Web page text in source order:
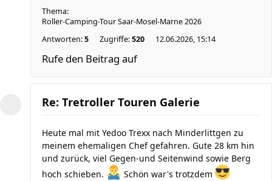
Thema:
Roller-Camping-Tour Saar-Mosel-Marne 2026
Antworten:5 Zugriffe:520 12.06.2026, 15:14
Rufe den Beitrag auf
Re: Tretroller Touren Galerie
Heute mal mit Yedoo Trexx nach Minderlittgen zu
meinem ehemaligen Chef gefahren. Gute 28 km hin
und zurück, viel Gegen-und Seitenwind sowie Berg
hoch schieben.
Schön war's trotzdem